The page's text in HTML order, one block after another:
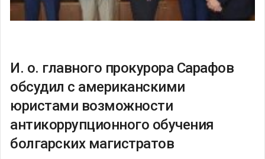
И. о. главного прокурора Сарафов
обсудил с американскими
юристами возможности
антикоррупционного обучения
болгарских магистратов